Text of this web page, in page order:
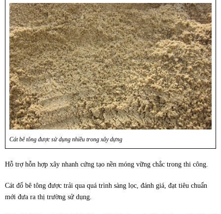
Cát bê tông được sử dụng nhiều trong xây dựng
Hỗ trợ hỗn hợp xây nhanh cứng tạo nền móng vững chắc trong thi công.
Cát đổ bê tông được trải qua quá trình sàng lọc, đánh giá, đạt tiêu chuẩn
mới đưa ra thị trường sử dụng.